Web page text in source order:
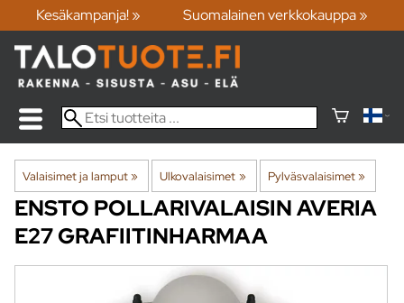
Kesäkampanja! » Suomalainen verkkokauppa »
Valaisimet ja lamput‪» Ulkovalaisimet ‪» Pylväsvalaisimet‪»
ENSTO POLLARIVALAISIN AVERIA
E27 GRAFIITINHARMAA